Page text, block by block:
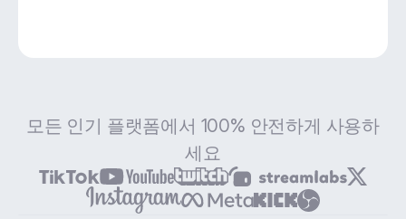
모든 인기 플랫폼에서 100% 안전하게 사용하
세요